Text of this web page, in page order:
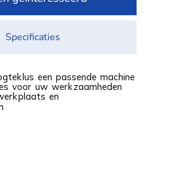
een passende machine
voor uw werkzaamheden
en
Specificaties